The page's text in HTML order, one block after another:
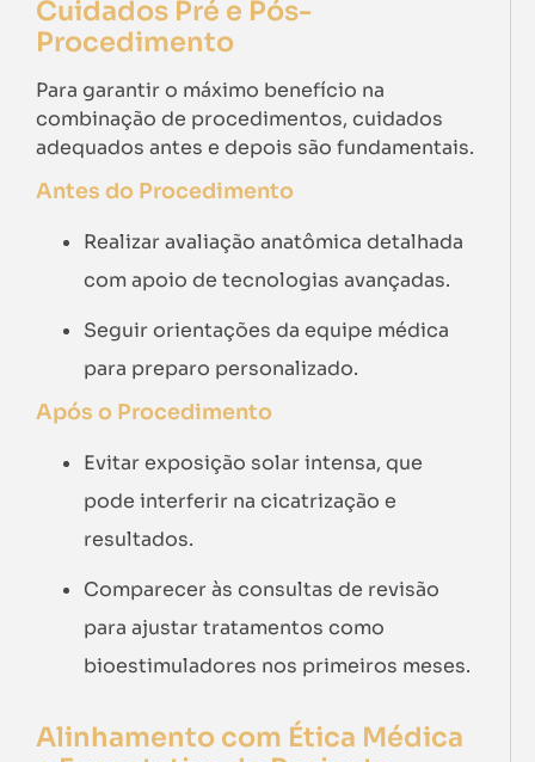
Cuidados Pré e Pós-
Procedimento
Para garantir o máximo benefício na
combinação de procedimentos, cuidados
adequados antes e depois são fundamentais.
Antes do Procedimento
Realizar avaliação anatômica detalhada
com apoio de tecnologias avançadas.
Seguir orientações da equipe médica
para preparo personalizado.
Após o Procedimento
Evitar exposição solar intensa, que
pode interferir na cicatrização e
resultados.
Comparecer às consultas de revisão
para ajustar tratamentos como
bioestimuladores nos primeiros meses.
Alinhamento com Ética Médica